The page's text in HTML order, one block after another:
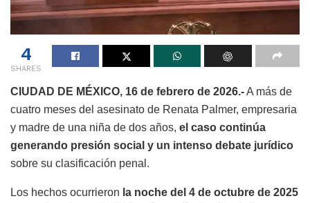
4
SHARES
CIUDAD DE MÉXICO, 16 de febrero de 2026.-A más de
cuatro meses del asesinato de Renata Palmer, empresaria
y madre de una niña de dos años, el caso continúa
generando presión social y un intenso debate jurídico
sobre su clasificación penal.
Los hechos ocurrieron la noche del 4 de octubre de 2025